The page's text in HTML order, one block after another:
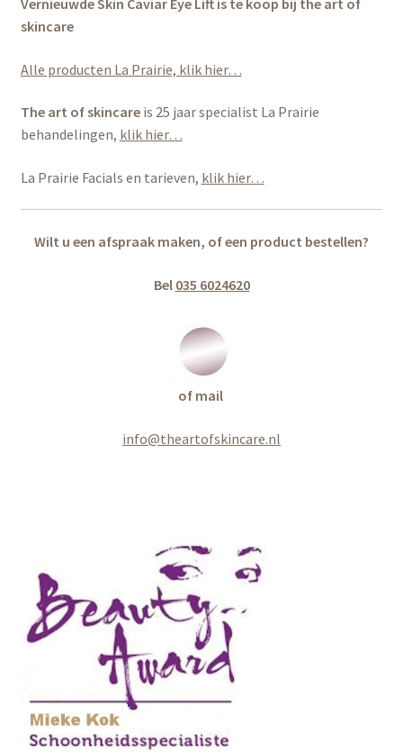
skincare
Alle producten La Prairie, klik hier…
The art of skincareis 25 jaar specialist La Prairie
behandelingen, klik hier…
La Prairie Facials en tarieven, klik hier…
Wilt u een afspraak maken, of een product bestellen?
Bel 035 6024620
of mail
info@theartofskincare.nl